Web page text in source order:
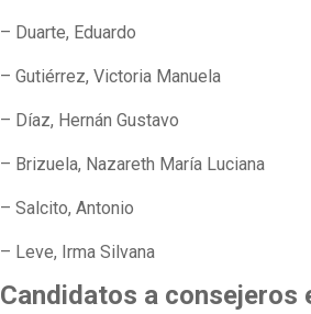
– Duarte, Eduardo
– Gutiérrez, Victoria Manuela
– Díaz, Hernán Gustavo
– Brizuela, Nazareth María Luciana
– Salcito, Antonio
– Leve, Irma Silvana
Candidatos a